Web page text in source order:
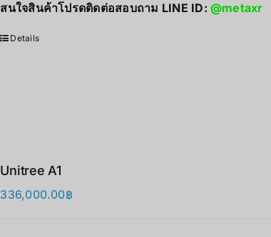
สนใจสินค้าโปรดติดต่อสอบถาม LINE ID: @metaxr
Details
Unitree A1
336,000.00฿